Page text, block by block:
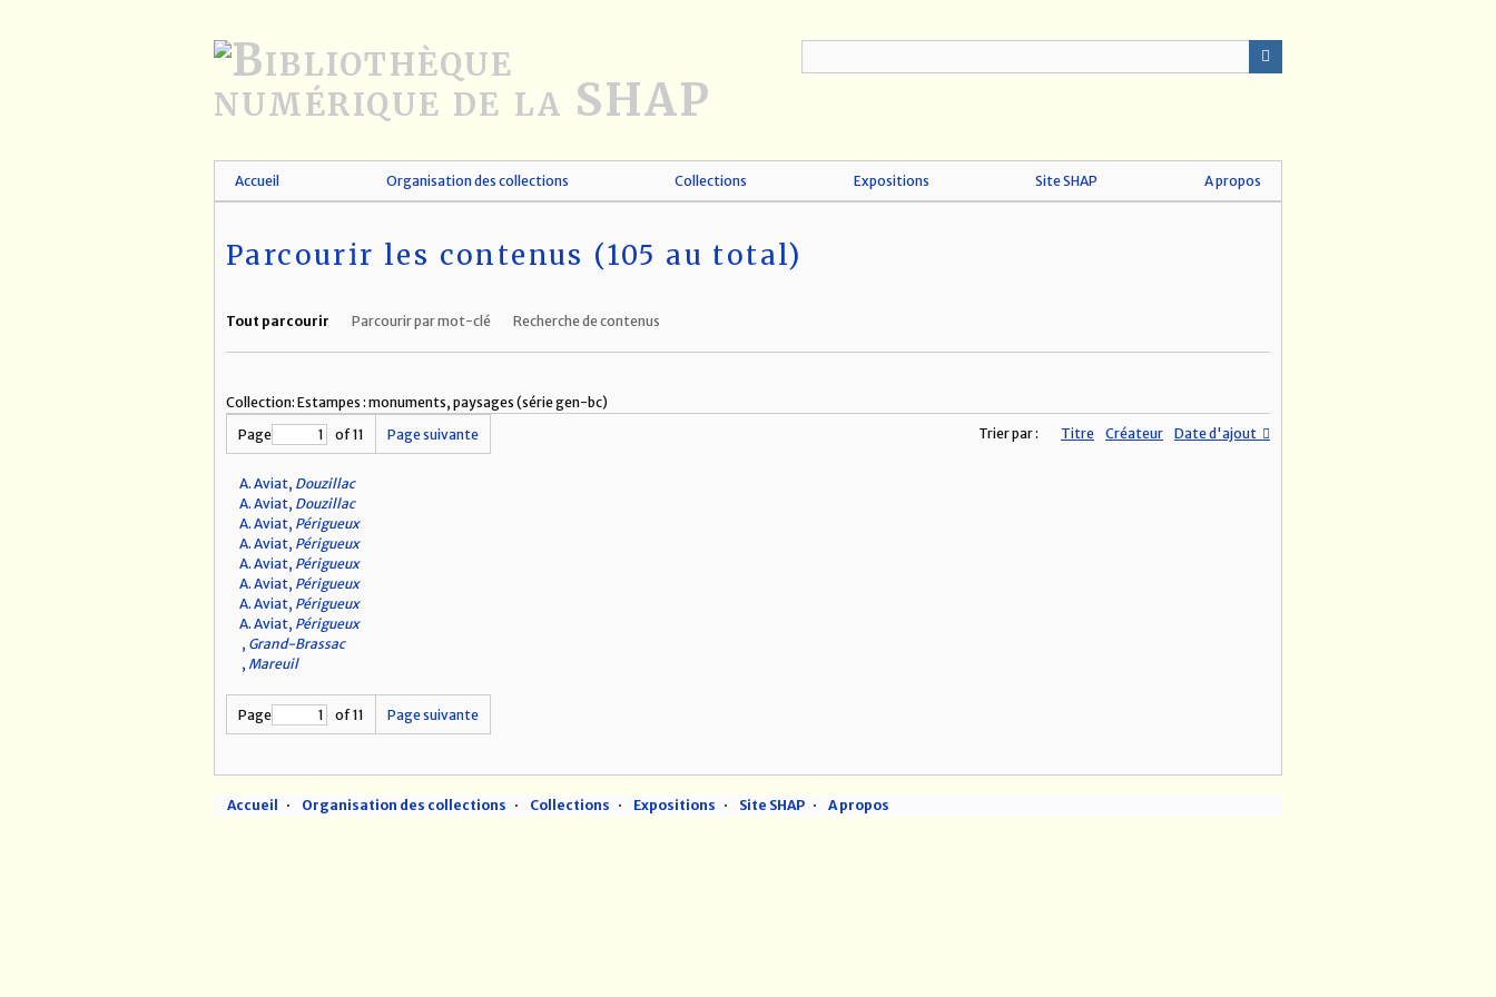
Accueil Organisation des collections Collections Expositions Site SHAP A propos
Parcourir les contenus (105 au total)
Tout parcourir Parcourir par mot-clé Recherche de contenus
Collection: Estampes : monuments, paysages (série gen-bc)
Page
of 11 Page suivante Trier par : Titre Créateur Date d'ajout
A. Aviat, Douzillac
A. Aviat, Douzillac
A. Aviat, Périgueux
A. Aviat, Périgueux
A. Aviat, Périgueux
A. Aviat, Périgueux
A. Aviat, Périgueux
A. Aviat, Périgueux
, Grand-Brassac
, Mareuil
Page of 11 Page suivante
Accueil Organisation des collections Collections Expositions Site SHAP A propos